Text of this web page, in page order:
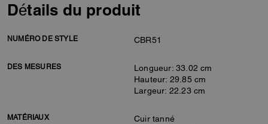
Détails du produit
NUMÉRO DE STYLE CBR51
DES MESURES
Longueur: 33.02 cm
Hauteur: 29.85 cm
Largeur: 22.23 cm
MATÉRIAUX
Cuir tanné